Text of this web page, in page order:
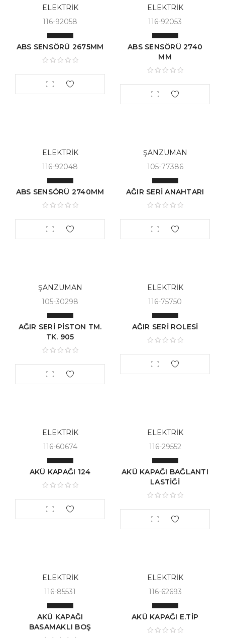
ELEKTRİK
116-92058
ABS SENSÖRÜ 2675MM
ELEKTRİK
116-92053
ABS SENSÖRÜ 2740
MM
ELEKTRİK
116-92048
ABS SENSÖRÜ 2740MM
ŞANZUMAN
105-77386
AĞIR SERİ ANAHTARI
ŞANZUMAN
105-30298
AĞIR SERİ PİSTON TM.
TK. 905
ELEKTRİK
116-75750
AĞIR SERİ ROLESİ
ELEKTRİK
116-60674
AKÜ KAPAĞI 124
ELEKTRİK
116-29552
AKÜ KAPAĞI BAĞLANTI
LASTİĞİ
ELEKTRİK
116-85531
AKÜ KAPAĞI
BASAMAKLI BOŞ
ELEKTRİK
116-62693
AKÜ KAPAĞI E.TİP